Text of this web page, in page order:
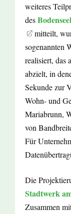
weiteres
des
mitteilt,
sogenannten
realisiert, das
abzielt, in
Sekunde zur
Wohn- und
Mariabrunn,
von
Für
Die
Stadtwerk
Zusammen